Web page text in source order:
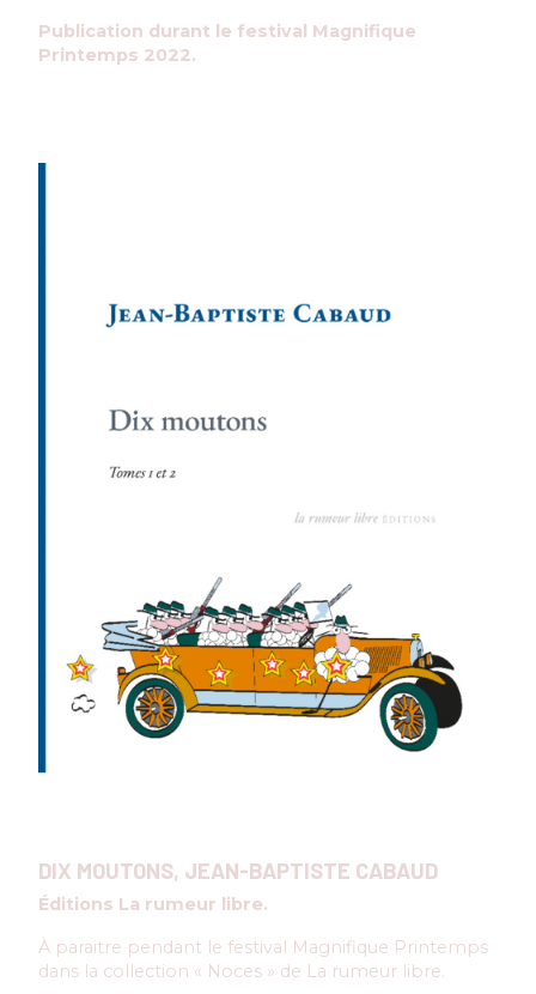
Publication durant le festival Magnifique
Printemps 2022.
DIX MOUTONS, JEAN-BAPTISTE CABAUD
Éditions La rumeur libre.
À paraitre pendant le festival Magnifique Printemps
dans la collection « Noces » de La rumeur libre.